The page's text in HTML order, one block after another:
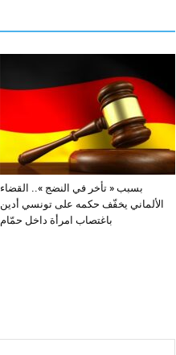
بسبب « تأخر في النضج ».. القضاء
الألماني يخفّف حكمه على تونسي أدين
باغتصاب امرأة داخل حمّام